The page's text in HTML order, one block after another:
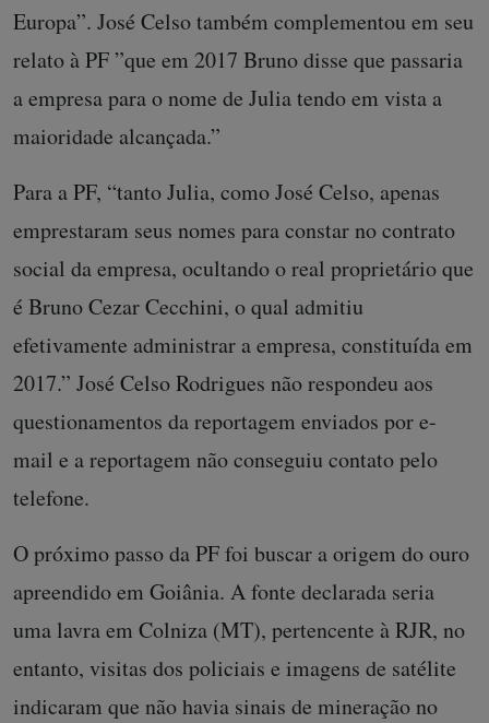
Europa”. José Celso também complementou em seu
relato à PF ”que em 2017 Bruno disse que passaria
a empresa para o nome de Julia tendo em vista a
maioridade alcançada.”
Para a PF, “tanto Julia, como José Celso, apenas
emprestaram seus nomes para constar no contrato
social da empresa, ocultando o real proprietário que
é Bruno Cezar Cecchini, o qual admitiu
efetivamente administrar a empresa, constituída em
2017.” José Celso Rodrigues não respondeu aos
questionamentos da reportagem enviados por e-
mail e a reportagem não conseguiu contato pelo
telefone.
O próximo passo da PF foi buscar a origem do ouro
apreendido em Goiânia. A fonte declarada seria
uma lavra em Colniza (MT), pertencente à RJR, no
entanto, visitas dos policiais e imagens de satélite
indicaram que não havia sinais de mineração no